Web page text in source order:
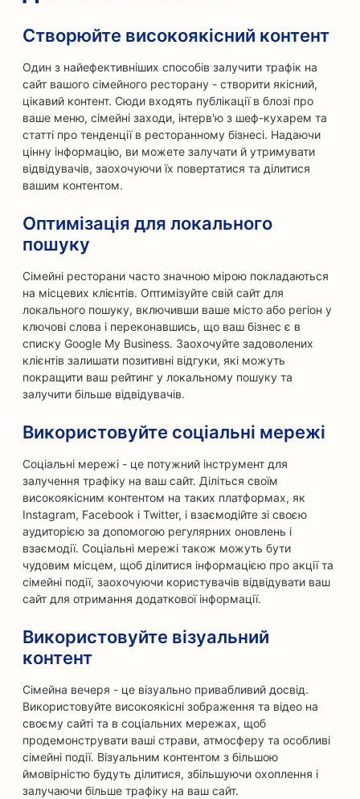
Створюйте високоякісний контент
Один з найефективніших способів залучити трафік на
сайт вашого сімейного ресторану - створити якісний,
цікавий контент. Сюди входять публікації в блозі про
ваше меню, сімейні заходи, інтерв'ю з шеф-кухарем та
статті про тенденції в ресторанному бізнесі. Надаючи
цінну інформацію, ви можете залучати й утримувати
відвідувачів, заохочуючи їх повертатися та ділитися
вашим контентом.
Оптимізація для локального
пошуку
Сімейні ресторани часто значною мірою покладаються
на місцевих клієнтів. Оптимізуйте свій сайт для
локального пошуку, включивши ваше місто або регіон у
ключові слова і переконавшись, що ваш бізнес є в
списку Google My Business. Заохочуйте задоволених
клієнтів залишати позитивні відгуки, які можуть
покращити ваш рейтинг у локальному пошуку та
залучити більше відвідувачів.
Використовуйте соціальні мережі
Соціальні мережі - це потужний інструмент для
залучення трафіку на ваш сайт. Діліться своїм
високоякісним контентом на таких платформах, як
Instagram, Facebook і Twitter, і взаємодійте зі своєю
аудиторією за допомогою регулярних оновлень і
взаємодії. Соціальні мережі також можуть бути
чудовим місцем, щоб ділитися інформацією про акції та
сімейні події, заохочуючи користувачів відвідувати ваш
сайт для отримання додаткової інформації.
Використовуйте візуальний
контент
Сімейна вечеря - це візуально привабливий досвід.
Використовуйте високоякісні зображення та відео на
своєму сайті та в соціальних мережах, щоб
продемонструвати ваші страви, атмосферу та особливі
сімейні події. Візуальним контентом з більшою
ймовірністю будуть ділитися, збільшуючи охоплення і
залучаючи більше трафіку на ваш сайт.